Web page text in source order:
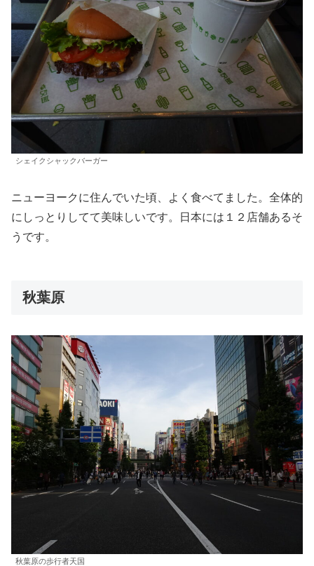
シェイクシャックバーガー
ニューヨークに住んでいた頃、よく食べてました。全体的
にしっとりしてて美味しいです。日本には１２店舗あるそ
うです。
秋葉原
秋葉原の歩行者天国